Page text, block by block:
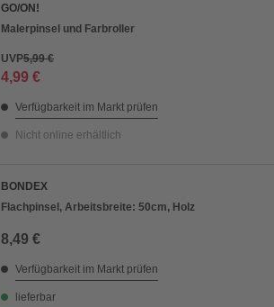
GO/ON!
Malerpinsel und Farbroller
UVP5,99 €
4,99 €
Verfügbarkeit im Markt prüfen
Nicht online erhältlich
BONDEX
Flachpinsel, Arbeitsbreite: 50cm, Holz
8,49 €
Verfügbarkeit im Markt prüfen
lieferbar